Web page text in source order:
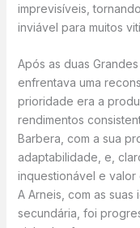
imprevisíveis,
inviável para muitos
Após as duas
enfrentava uma
prioridade era a
rendimentos
Barbera, com a sua
adaptabilidade, e,
inquestionável e valor
A Arneis, com as suas
secundária, foi